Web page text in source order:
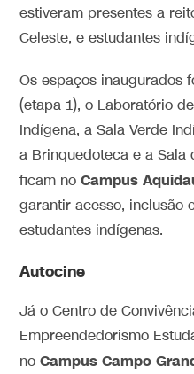
estiveram presentes a
Celeste, e estudantes
Os espaços inaugurados
(etapa 1), o Laboratório
Indígena, a Sala Verde
a Brinquedoteca e a Sala
ficam noCampus
garantir acesso, inclusão
estudantes indígenas.
Autocine
Já o Centro de
Empreendedorismo
noCampus Campo